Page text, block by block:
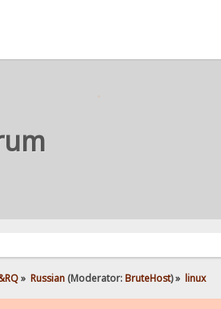
» Russian(Moderator:BruteHost) » linux